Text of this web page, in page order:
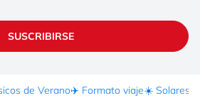
SUSCRIBIRSE
de Verano✈️ Formato viaje☀️ Solares